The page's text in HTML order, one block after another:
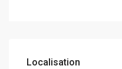
Localisation